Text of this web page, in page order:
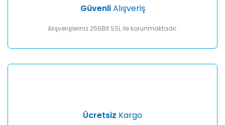
Ürün fiyatı diğer sitelerden daha pahalı.
GüvenliAlışveriş
Alışverişleriniz 256Bit SSL ile korunmaktadır.
Ücretsiz Kargo